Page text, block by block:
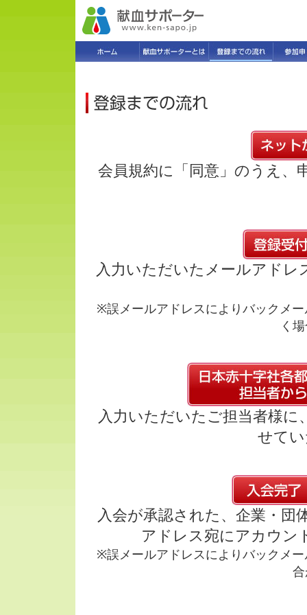
会員規約に「同意」のうえ、
入力いただいたメールアドレ
※誤メールアドレスによりバックメ
く
入力いただいたご担当者様に
せて
入会が承認された、企業・団
アドレス宛にアカウン
※誤メールアドレスによりバックメ